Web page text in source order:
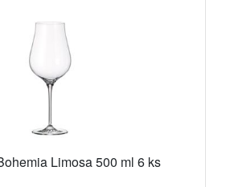
Limosa 500 ml 6 ks